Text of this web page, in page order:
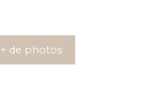
+ de photos